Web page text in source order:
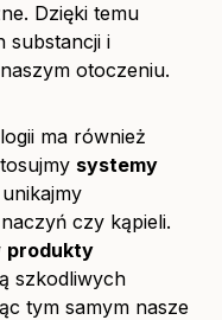
Dzięki temu
substancji i
otoczeniu.
ma również
systemy
czy kąpieli.
produkty
szkodliwych
tym samym nasze